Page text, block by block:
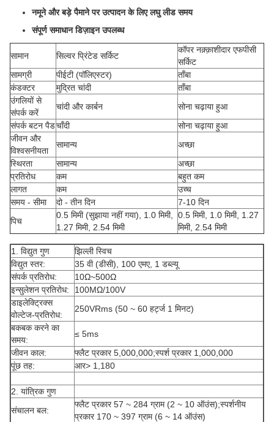
नमूने और बड़े पैमाने पर उत्पादन के लिए लघु लीड समय
संपूर्ण समाधान डिज़ाइन उपलब्ध
सामान सिल्वर प्रिंटेड सर्किट
कॉपर नक़्क़ाशीदार एफपीसी
सर्किट
सामग्री
पीईटी (पॉलिएस्टर)
ताँबा
कंडक्टर
मुद्रित चांदी
ताँबा
उंगलियों से
संपर्क करें
चांदी और कार्बन
सोना चढ़ाया हुआ
संपर्क बटन पैडचाँदी
सोना चढ़ाया हुआ
जीवन और
विश्वसनीयता
सामान्य
अच्छा
स्थिरता
सामान्य
अच्छा
प्रतिरोध
कम
बहुत कम
लागत
कम
उच्च
समय - सीमा
दो - तीन दिन
7-10 दिन
पिच
0.5 मिमी (सुझाया नहीं गया), 1.0 मिमी,
1.27 मिमी, 2.54 मिमी
0.5 मिमी, 1.0 मिमी, 1.27
मिमी, 2.54 मिमी
1. विद्युत गुण
झिल्ली स्विच
विद्युत स्तर:
35 वी (डीसी), 100 एमए, 1 डब्ल्यू
संपर्क प्रतिरोध:
10Ω~500Ω
इन्सुलेशन प्रतिरोध:
100MΩ/100V
डाइलेक्ट्रिक्स
वोल्टेज-प्रतिरोध:
250VRms (50 ~ 60 हर्ट्ज 1 मिनट)
बकबक करने का
समय:
≤ 5ms
जीवन काल:
फ्लैट प्रकार 5,000,000;स्पर्श प्रकार 1,000,000
पूंछ तह:
आर> 1,180
2. यांत्रिक गुण
संचालन बल:
फ्लैट प्रकार 57 ~ 284 ग्राम (2 ~ 10 ऑउंस);स्पर्शनीय
प्रकार 170 ~ 397 ग्राम (6 ~ 14 ऑउंस)